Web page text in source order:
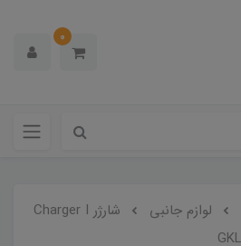
0
لوازم جانبی
شارژر Charger I